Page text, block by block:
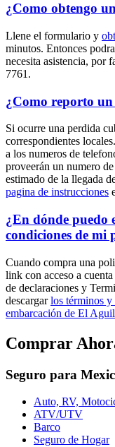
¿Como obtengo
Llene el formulario y
minutos. Entonces
necesita asistencia, por
7761.
¿Como reporto un
Si ocurre una perdida
correspondientes
a los numeros de
proveerán un numero
estimado de la llegada
pagina de instrucciones
¿En dónde puedo
condiciones de mi
Cuando compra una
link con acceso a
de declaraciones y
descargarlos términos y
embarcación de El
Comprar
Seguro para
Auto, RV,
ATV/UTV
Barco
Seguro de Hogar